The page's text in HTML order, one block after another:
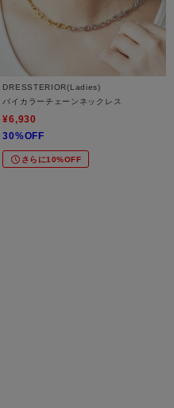
DRESSTERIOR(Ladies)
バイカラーチェーンネックレス
¥6,930
30%OFF
さらに10%OFF